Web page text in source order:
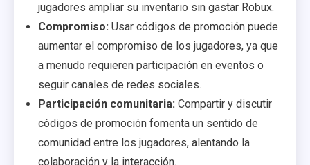
jugadores ampliar su inventario sin gastar Robux.
Compromiso: Usar códigos de promoción puede
aumentar el compromiso de los jugadores, ya que
a menudo requieren participación en eventos o
seguir canales de redes sociales.
Participación comunitaria: Compartir y discutir
códigos de promoción fomenta un sentido de
comunidad entre los jugadores, alentando la
colaboración y la interacción.